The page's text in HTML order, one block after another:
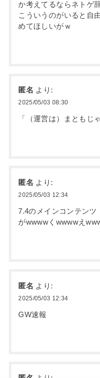
か考えてるならネトゲ
こういうのがいると自
めてほしいがｗ
匿名 より:
2025/05/03 08:30
「（運営は）まともじ
匿名 より:
2025/05/03 12:34
7.4のメインコンテンツ
がwwwwくwwwwえ
匿名 より:
2025/05/03 12:34
GW速報